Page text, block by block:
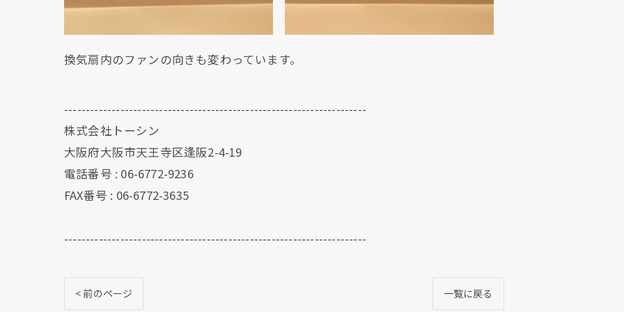
換気扇内のファンの向きも変わっています。
----------------------------------------------------------------------
株式会社トーシン
大阪府大阪市天王寺区逢阪2-4-19
電話番号 : 06-6772-9236
FAX番号 : 06-6772-3635
----------------------------------------------------------------------
< 前のページ 一覧に戻る